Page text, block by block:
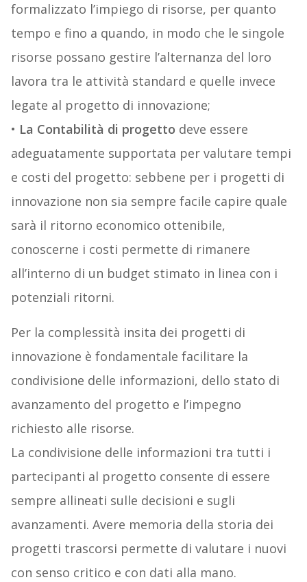
formalizzato l’impiego di risorse, per quanto
tempo e fino a quando, in modo che le singole
risorse possano gestire l’alternanza del loro
lavora tra le attività standard e quelle invece
legate al progetto di innovazione;
• La Contabilità di progetto deve essere
adeguatamente supportata per valutare tempi
e costi del progetto: sebbene per i progetti di
innovazione non sia sempre facile capire quale
sarà il ritorno economico ottenibile,
conoscerne i costi permette di rimanere
all’interno di un budget stimato in linea con i
potenziali ritorni.
Per la complessità insita dei progetti di
innovazione è fondamentale facilitare la
condivisione delle informazioni, dello stato di
avanzamento del progetto e l’impegno
richiesto alle risorse.
La condivisione delle informazioni tra tutti i
partecipanti al progetto consente di essere
sempre allineati sulle decisioni e sugli
avanzamenti. Avere memoria della storia dei
progetti trascorsi permette di valutare i nuovi
con senso critico e con dati alla mano.